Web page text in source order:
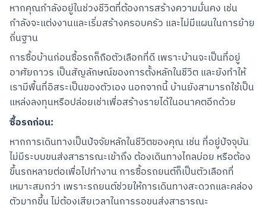
หากคุณกำลังอยู่ในช่วงชีวิตที่ต้องการสร้างความมั่นคง เช่น
กำลังจะแต่งงานและเริ่มสร้างครอบครัว และไม่มีแผนในการย้าย
ถิ่นฐาน
การซื้อบ้านก่อนซื้อรถก็ถือตัวเลือกที่ดี เพราะบ้านจะเป็นที่อยู่
อาศัยถาวร เป็นสัญลักษณ์ของการตั้งหลักในชีวิต และยังทำให้
เรามีพื้นที่อิสระเป็นของตัวเอง นอกจากนี้ บ้านยังสามารถใช้เป็น
แหล่งลงทุนหรือปล่อยเช่าเพื่อสร้างรายได้ในอนาคตอีกด้วย
ซื้อรถก่อน:
หากการเดินทางเป็นปัจจัยหลักในชีวิตของคุณ เช่น ที่อยู่ปัจจุบัน
ไม่มีระบบขนส่งสาธารณะเข้าถึง ต้องเดินทางไกลบ่อย หรือต้อง
ขึ้นรถหลายต่อเพื่อไปทำงาน การซื้อรถยนต์ก็เป็นตัวเลือกที่
เหมาะสมกว่า เพราะรถยนต์ช่วยให้การเดินทางสะดวกและคล่อง
ตัวมากขึ้น ไม่ต้องเสียเวลาในการรอขนส่งสาธารณะ